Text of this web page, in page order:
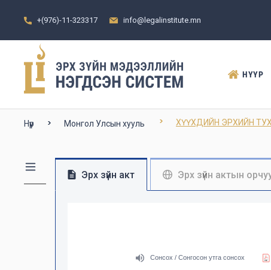
+(976)-11-323317 info@legalinstitute.mn
НҮҮР
Нүүр Монгол Улсын хууль ХҮҮХДИЙН ЭРХИЙН
Эрх зүйн акт Эрх зүйн актын
Сонсох / Сонгосон утга сонсох